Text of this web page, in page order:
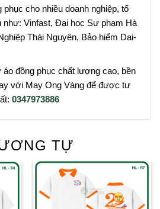
cho nhiều doanh nghiệp, tổ
Vinfast, Đại học Sư phạm Hà
Thái Nguyên, Bảo hiểm Dai-
áo đồng phục chất lượng cao, bền
với May Ong Vàng để được tư
0347973886
TỰ